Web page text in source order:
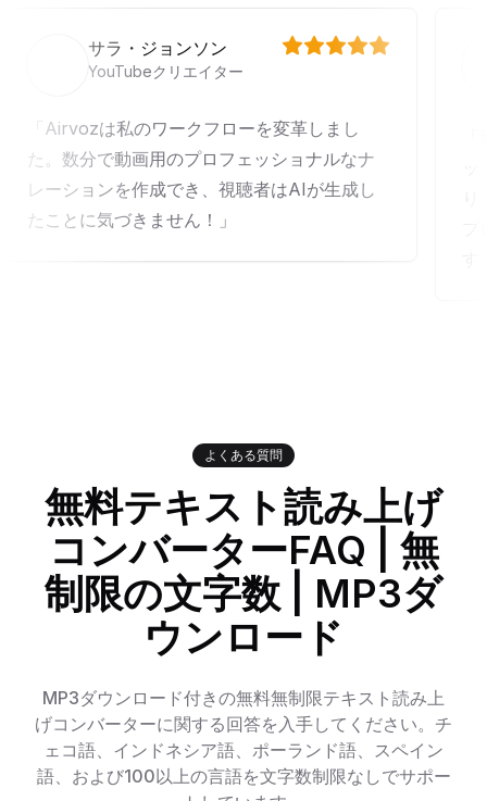
サラ・ジョンソン
YouTubeクリエイター
Airvozは私のワークフローを変革しまし
た。数分で動画用のプロフェッショナルなナ
レーションを作成でき、視聴者はAIが生成し
たことに気づきません！
よくある質問
無料テキスト読み上げ
コンバーターFAQ | 無
制限の文字数 | MP3ダ
ウンロード
MP3ダウンロード付きの無料無制限テキスト読み上
げコンバーターに関する回答を入手してください。チ
ェコ語、インドネシア語、ポーランド語、スペイン
語、および100以上の言語を文字数制限なしでサポー